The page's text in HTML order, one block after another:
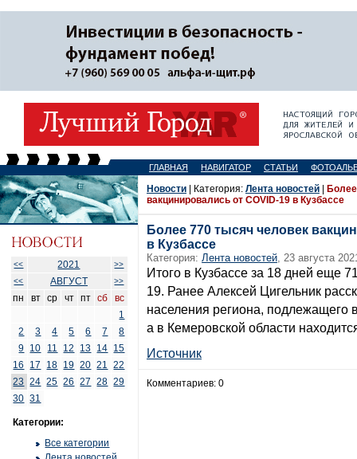
ГЛАВНАЯ НАВИГАТОР СТАТЬИ
<< 2021
>>
<<
АВГУСТ >>
пн вт ср чт пт сб
вс
1
2
3 4 5 6 7
8
9 10 11 12 13 14 15
16
17 18 19 20 21
22
23
24 25 26 27 28 29
30 31
Категории:
Все категории
Новости | Категория: Лента новостей
вакцинировались от COVID-19 в Кузбассе
Более 770 тысяч человек
в Кузбассе
Категория: Лента новостей, 23 августа
Итого в Кузбассе за 18 дней еще
19. Ранее Алексей Цигельник
населения региона, подлежащего
а в Кемеровской области
Источник
Комментариев: 0